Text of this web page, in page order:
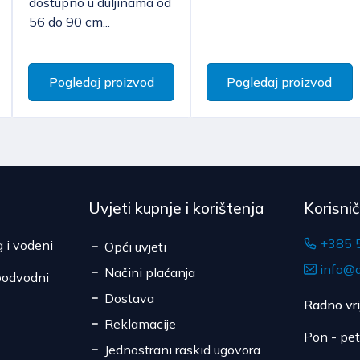
je bila otpečaćena
Pojedine artikle
56 do 90 cm...
Pogledaj proizvod Pogledaj proizvod
i vodeni
Uvjeti kupnje i korištenja
Opći uvjeti
Načini plaćanja
Dostava
Reklamacije
Jednostrani raskid ugovora
+385
Radno
Pon -